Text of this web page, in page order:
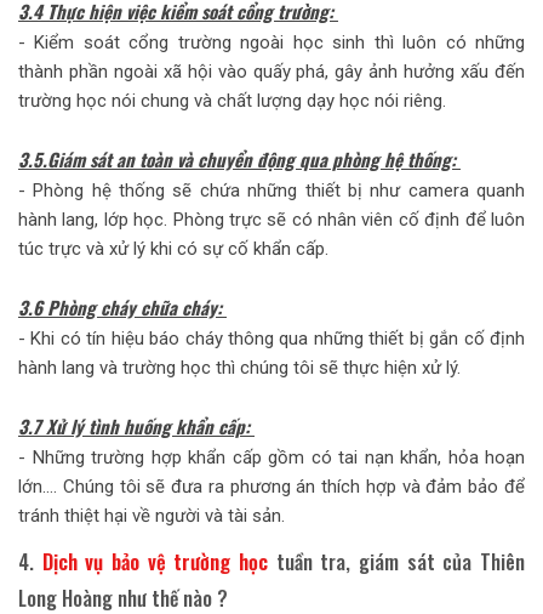
3.4 Thực hiện việc kiểm soát cổng trường:
- Kiểm soát cổng trường ngoài học sinh thì luôn có những
thành phần ngoài xã hội vào quấy phá, gây ảnh hưởng xấu đến
trường học nói chung và chất lượng dạy học nói riêng.
3.5.Giám sát an toàn và chuyển động qua phòng hệ thống:
- Phòng hệ thống sẽ chứa những thiết bị như camera quanh
hành lang, lớp học. Phòng trực sẽ có nhân viên cố định để luôn
túc trực và xử lý khi có sự cố khẩn cấp.
3.6 Phòng cháy chữa cháy:
- Khi có tín hiệu báo cháy thông qua những thiết bị gắn cố định
hành lang và trường học thì chúng tôi sẽ thực hiện xử lý.
3.7 Xử lý tình huống khẩn cấp:
- Những trường hợp khẩn cấp gồm có tai nạn khẩn, hỏa hoạn
lớn…. Chúng tôi sẽ đưa ra phương án thích hợp và đảm bảo để
tránh thiệt hại về người và tài sản.
4. Dịch vụ bảo vệ trường học tuần tra, giám sát của Thiên
Long Hoàng như thế nào ?